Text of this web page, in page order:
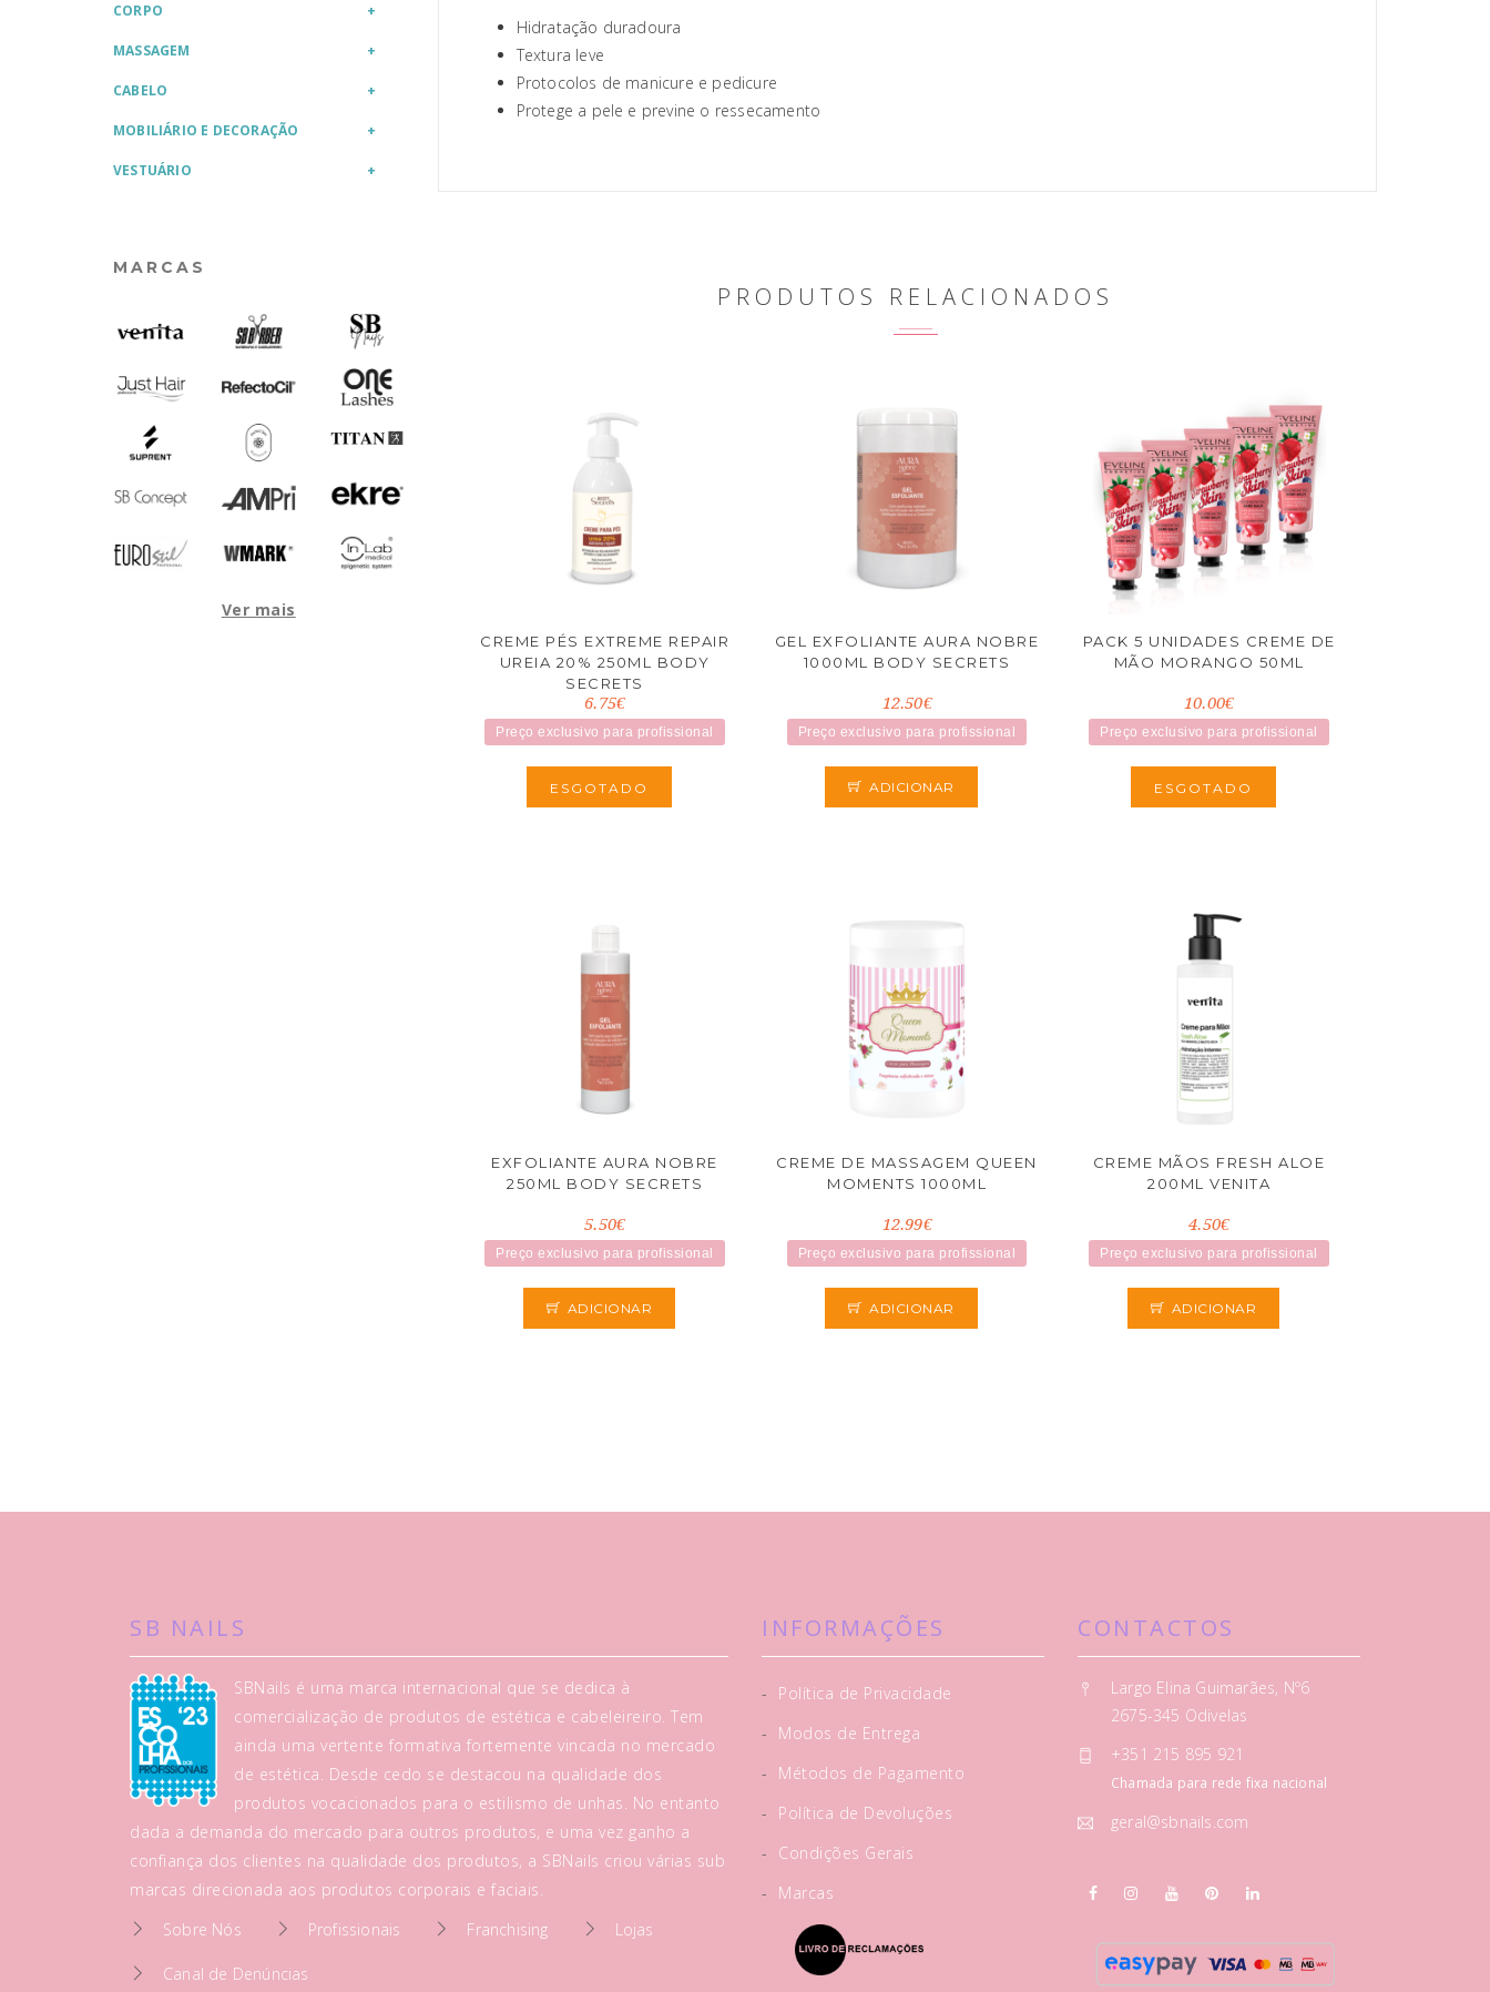
CORPO
MASSAGEM
CABELO
MOBILIÁRIO E DECORAÇÃO
VESTUÁRIO
MARCAS
Ver mais
Hidratação duradoura
Textura leve
Protocolos de manicure e pedicure
Protege a pele e previne o ressecamento
PRODUTOS RELACIONADOS
CREME PÉS EXTREME REPAIR
UREIA 20% 250ML BODY
SECRETS
6.75€
Preço exclusivo para profissional
ESGOTADO
GEL EXFOLIANTE AURA NOBRE
1000ML BODY SECRETS
12.50€
Preço exclusivo para profissional
ADICIONAR
PACK 5 UNIDADES CREME DE
MÃO MORANGO 50ML
10.00€
Preço exclusivo para profissional
ESGOTADO
EXFOLIANTE AURA NOBRE
250ML BODY SECRETS
5.50€
Preço exclusivo para profissional
ADICIONAR
CREME DE MASSAGEM QUEEN
MOMENTS 1000ML
12.99€
Preço exclusivo para profissional
ADICIONAR
CREME MÃOS FRESH ALOE
200ML VENITA
4.50€
Preço exclusivo para profissional
ADICIONAR
SB NAILS
SBNails é uma marca internacional que se dedica à
comercialização de produtos de estética e cabeleireiro. Tem
ainda uma vertente formativa fortemente vincada no mercado
de estética. Desde cedo se destacou na qualidade dos
produtos vocacionados para o estilismo de unhas. No entanto
dada a demanda do mercado para outros produtos, e uma vez ganho a
confiança dos clientes na qualidade dos produtos, a SBNails criou várias sub
marcas direcionada aos produtos corporais e faciais.
Sobre Nós
Profissionais Franchising Lojas
Canal de Denúncias
INFORMAÇÕES
-
Política de Privacidade
-
Modos de Entrega
-
Métodos de Pagamento
-
Política de Devoluções
-
Condições Gerais
-
Marcas
CONTACTOS
Largo Elina Guimarães, Nº6
2675-345 Odivelas
+351 215 895 921
Chamada para rede fixa nacional
geral@sbnails.com